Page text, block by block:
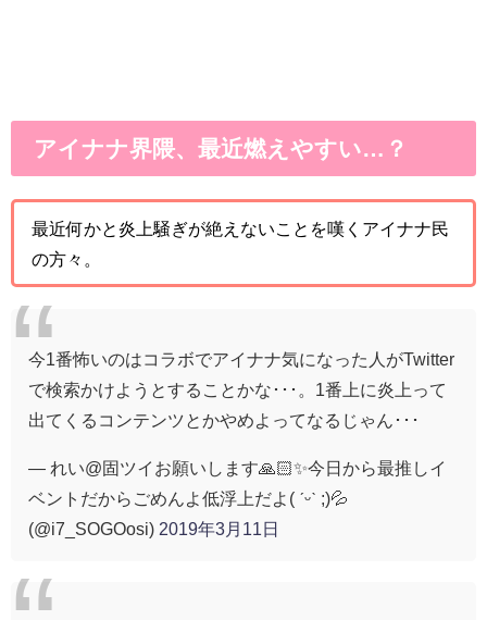
アイナナ界隈、最近燃えやすい…？
最近何かと炎上騒ぎが絶えないことを嘆くアイナナ民
の方々。
今1番怖いのはコラボでアイナナ気になった人がTwitter
で検索かけようとすることかな･･･。1番上に炎上って
出てくるコンテンツとかやめよってなるじゃん･･･
— れい@固ツイお願いします🙏🏻✨今日から最推しイ
ベントだからごめんよ低浮上だよ( ˊᵕˋ ;)💦
(@i7_SOGOosi) 2019年3月11日